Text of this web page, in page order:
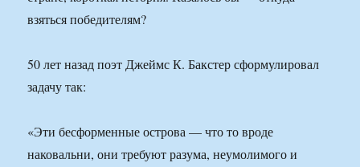
взяться победителям?
50 лет назад поэт Джеймс К. Бакстер сформулировал
задачу так:
«Эти бесформенные острова — что то вроде
наковальни, они требуют разума, неумолимого и